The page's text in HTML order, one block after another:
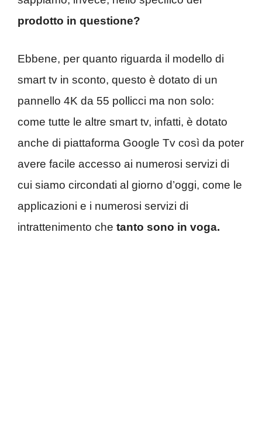
prodotto in questione?
Ebbene, per quanto riguarda il modello di
smart tv in sconto, questo è dotato di un
pannello 4K da 55 pollicci ma non solo:
come tutte le altre smart tv, infatti, è dotato
anche di piattaforma Google Tv così da poter
avere facile accesso ai numerosi servizi di
cui siamo circondati al giorno d’oggi, come le
applicazioni e i numerosi servizi di
intrattenimento che tanto sono in voga.